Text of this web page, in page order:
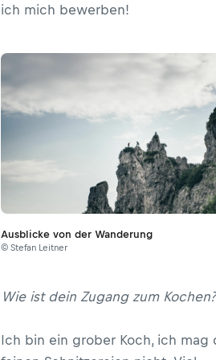
ich mich bewerben!
Ausblicke von der Wanderung
© Stefan Leitner
Wie ist dein Zugang zum Kochen?
Ich bin ein grober Koch, ich mag